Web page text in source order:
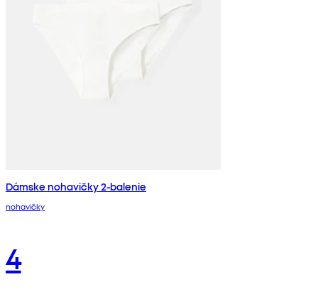
Dámske nohavičky 2-balenie
nohavičky
4